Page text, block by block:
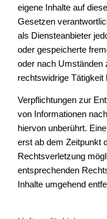
eigene Inhalte auf
Gesetzen
als Diensteanbieter
oder gespeicherte
oder nach Umständen
rechtswidrige Tätigkeit
Verpflichtungen zur
von Informationen
hiervon unberührt.
erst ab dem Zeitpunkt
Rechtsverletzung
entsprechenden
Inhalte umgehend